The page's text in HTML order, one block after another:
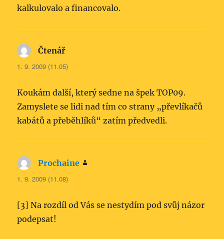
kalkulovalo a financovalo.
Čtenář
1. 9. 2009 (11.05)
Koukám další, který sedne na špek TOP09.
Zamyslete se lidi nad tím co strany „převlíkačů
kabátů a přeběhlíků“ zatím předvedli.
Prochaine
1. 9. 2009 (11.08)
[3] Na rozdíl od Vás se nestydím pod svůj názor
podepsat!